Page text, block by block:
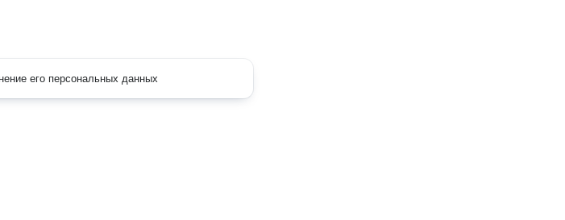
его персональных данных